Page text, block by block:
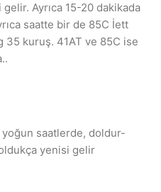
Ayrıca 15-20 dakikada
saatte bir de 85C İett
35 kuruş. 41AT ve 85C ise
yoğun saatlerde, doldur-
yenisi gelir